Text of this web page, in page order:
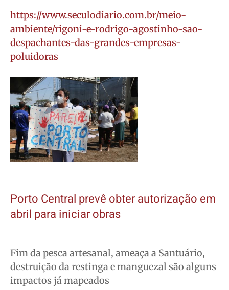
https://www.seculodiario.com.br/meio-
ambiente/rigoni-e-rodrigo-agostinho-sao-
despachantes-das-grandes-empresas-
poluidoras
Porto Central prevê obter autorização em
abril para iniciar obras
Fim da pesca artesanal, ameaça a Santuário,
destruição da restinga e manguezal são alguns
impactos já mapeados